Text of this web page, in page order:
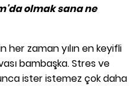
olmak sana ne
her zaman yılın en keyifli
bambaşka. Stres ve
ister istemez çok daha